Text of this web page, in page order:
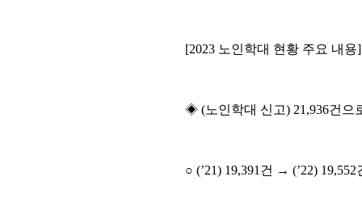
[2023 노인학대 현황 주요 내용]
◈ (노인학대 신고) 21,936건으
○ (’21) 19,391건 → (’22)